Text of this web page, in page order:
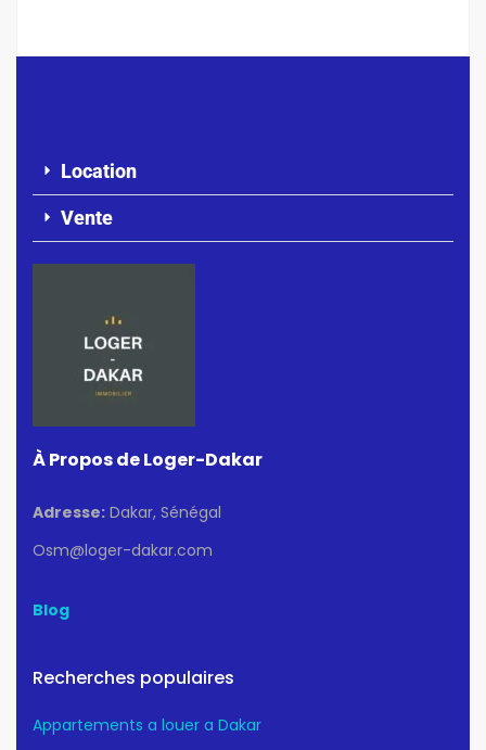
Location
Vente
À Propos de Loger-Dakar
Adresse: Dakar, Sénégal
Osm@loger-dakar.com
Blog
Recherches populaires
Appartements a louer a Dakar